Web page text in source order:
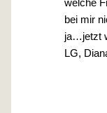
welche
bei mir
ja…jetzt
LG,